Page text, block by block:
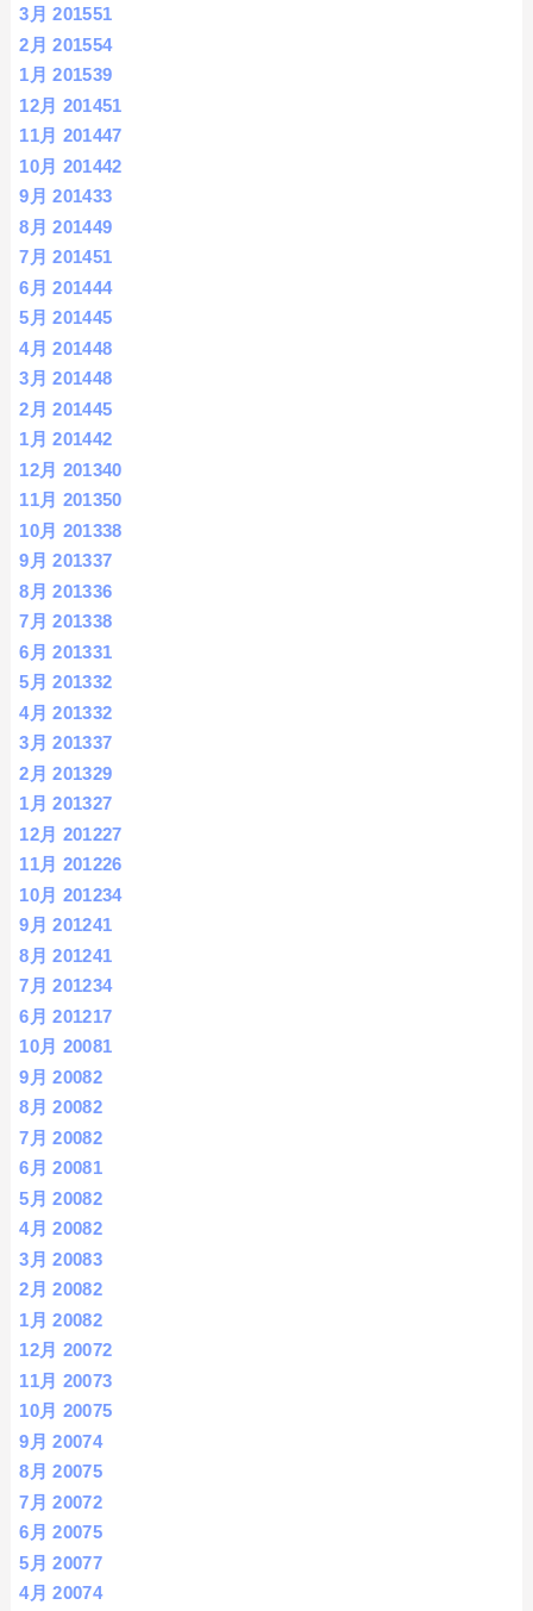
3月 201551
2月 201554
1月 201539
12月 201451
11月 201447
10月 201442
9月 201433
8月 201449
7月 201451
6月 201444
5月 201445
4月 201448
3月 201448
2月 201445
1月 201442
12月 201340
11月 201350
10月 201338
9月 201337
8月 201336
7月 201338
6月 201331
5月 201332
4月 201332
3月 201337
2月 201329
1月 201327
12月 201227
11月 201226
10月 201234
9月 201241
8月 201241
7月 201234
6月 201217
10月 20081
9月 20082
8月 20082
7月 20082
6月 20081
5月 20082
4月 20082
3月 20083
2月 20082
1月 20082
12月 20072
11月 20073
10月 20075
9月 20074
8月 20075
7月 20072
6月 20075
5月 20077
4月 20074